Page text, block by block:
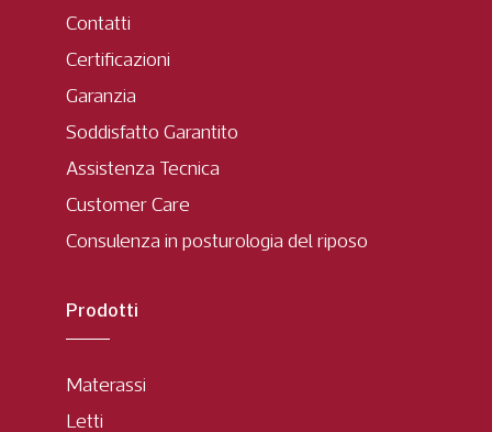
Contatti
Certificazioni
Garanzia
Soddisfatto Garantito
Assistenza Tecnica
Customer Care
Consulenza in posturologia del riposo
Prodotti
Materassi
Letti